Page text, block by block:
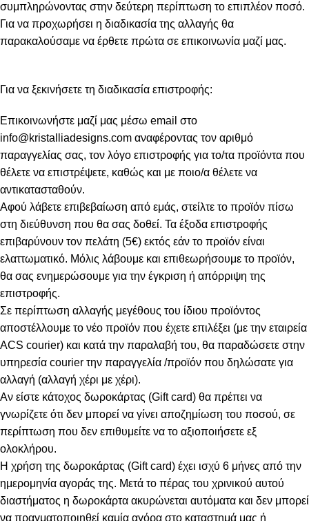
συμπληρώνοντας στην δεύτερη περίπτωση το επιπλέον ποσό.
Για να προχωρήσει η διαδικασία της αλλαγής θα
παρακαλούσαμε να έρθετε πρώτα σε επικοινωνία μαζί μας.
Για να ξεκινήσετε τη διαδικασία επιστροφής:
Επικοινωνήστε μαζί μας μέσω email στο
info@kristalliadesigns.com αναφέροντας τον αριθμό
παραγγελίας σας, τον λόγο επιστροφής για το/τα προϊόντα που
θέλετε να επιστρέψετε, καθώς και με ποιο/α θέλετε να
αντικατασταθούν.
Αφού λάβετε επιβεβαίωση από εμάς, στείλτε το προϊόν πίσω
στη διεύθυνση που θα σας δοθεί. Τα έξοδα επιστροφής
επιβαρύνουν τον πελάτη (5€) εκτός εάν το προϊόν είναι
ελαττωματικό. Μόλις λάβουμε και επιθεωρήσουμε το προϊόν,
θα σας ενημερώσουμε για την έγκριση ή απόρριψη της
επιστροφής.
Σε περίπτωση αλλαγής μεγέθους του ίδιου προϊόντος
αποστέλλουμε το νέο προϊόν που έχετε επιλέξει (με την εταιρεία
ACS courier) και κατά την παραλαβή του, θα παραδώσετε στην
υπηρεσία courier την παραγγελία /προϊόν που δηλώσατε για
αλλαγή (αλλαγή χέρι με χέρι).
Αν είστε κάτοχος δωροκάρτας (Gift card) θα πρέπει να
γνωρίζετε ότι δεν μπορεί να γίνει αποζημίωση του ποσού, σε
περίπτωση που δεν επιθυμείτε να το αξιοποιήσετε εξ
ολοκλήρου.
Η χρήση της δωροκάρτας (Gift card) έχει ισχύ 6 μήνες από την
ημερομηνία αγοράς της. Μετά το πέρας του χρινικού αυτού
διαστήματος η δωροκάρτα ακυρώνεται αυτόματα και δεν μπορεί
να πραγματοποιηθεί καμία αγόρα στο καταστημά μας ή